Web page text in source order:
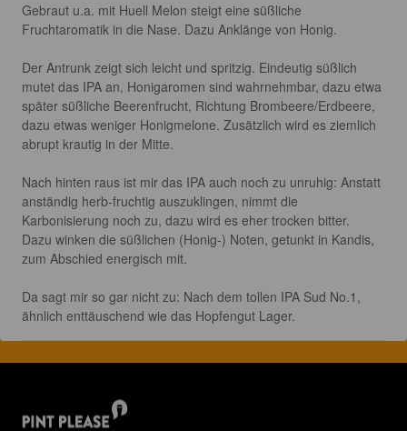
Gebraut u.a. mit Huell Melon steigt eine süßliche
Fruchtaromatik in die Nase. Dazu Anklänge von Honig.
Der Antrunk zeigt sich leicht und spritzig. Eindeutig süßlich
mutet das IPA an, Honigaromen sind wahrnehmbar, dazu etwa
später süßliche Beerenfrucht, Richtung Brombeere/Erdbeere,
dazu etwas weniger Honigmelone. Zusätzlich wird es ziemlich
abrupt krautig in der Mitte.
Nach hinten raus ist mir das IPA auch noch zu unruhig: Anstatt
anständig herb-fruchtig auszuklingen, nimmt die
Karbonisierung noch zu, dazu wird es eher trocken bitter.
Dazu winken die süßlichen (Honig-) Noten, getunkt in Kandis,
zum Abschied energisch mit.
Da sagt mir so gar nicht zu: Nach dem tollen IPA Sud No.1,
ähnlich enttäuschend wie das Hopfengut Lager.